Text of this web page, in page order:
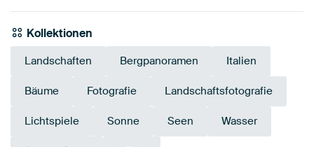
Kollektionen
Landschaften Bergpanoramen Italien
Bäume Fotografie Landschaftsfotografie
Lichtspiele Sonne Seen Wasser